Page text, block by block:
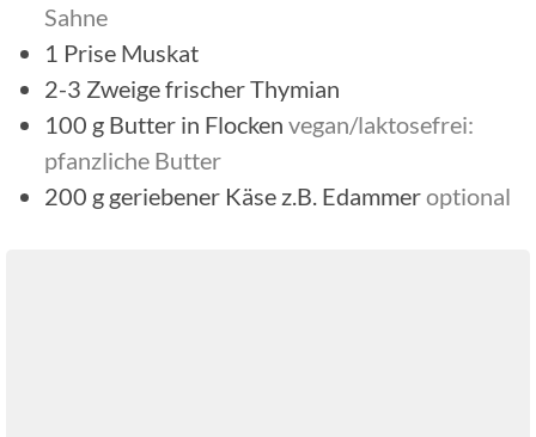
Sahne
1 Prise Muskat
2-3 Zweigefrischer Thymian
100 g Butter in Flocken vegan/laktosefrei:
pfanzliche Butter
200 g geriebener Käse z.B. Edammeroptional